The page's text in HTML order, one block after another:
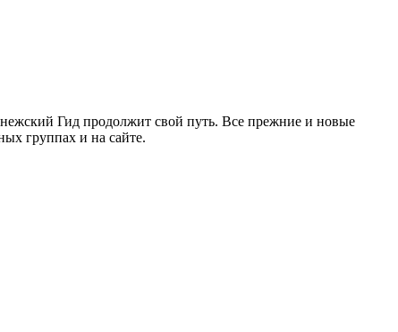
Гид продолжит свой путь. Все прежние и новые
группах и на сайте.